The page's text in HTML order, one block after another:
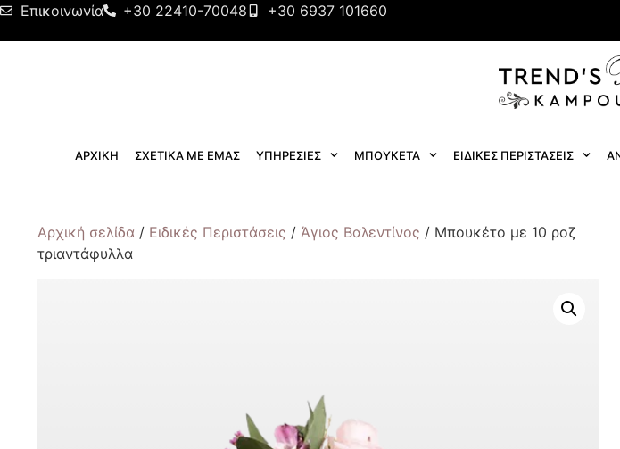
Επικοινωνία +30 22410-70048 +30 6937 101660
ΑΡΧΙΚΗ ΣΧΕΤΙΚΑ ΜΕ ΕΜΑΣ ΥΠΗΡΕΣΙΕΣ ΜΠΟΥΚΕΤΑ ΕΙΔΙΚΕΣ ΠΕΡΙΣΤΑΣΕΙΣ
Αρχική σελίδα / Ειδικές Περιστάσεις / Άγιος Βαλεντίνος / Μπουκέτο με 10 ροζ
τριαντάφυλλα